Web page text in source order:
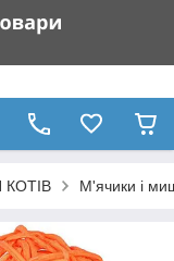
КОТІВ М'ячики і